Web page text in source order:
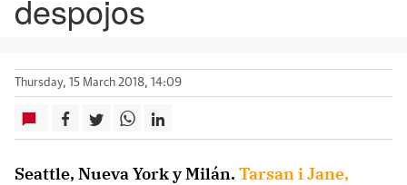
despojos
Thursday, 15 March 2018, 14:09
Seattle, Nueva York y Milán. Tarsan i Jane,